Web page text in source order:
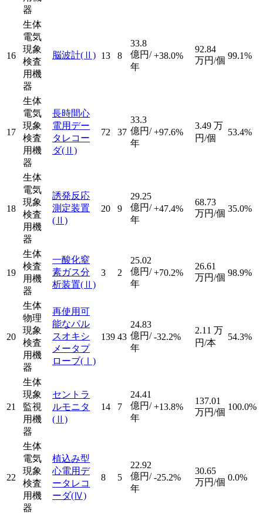
器
16
生体
電気
現象
検査
用機
器
脳波計(Ⅱ) 13 8
33.8
億円/
年
+38.0%
92.84
万円/個 99.1%
17
生体
電気
現象
検査
用機
器
長時間心
電用デー
タレコー
ダ(Ⅱ)
72 37
33.3
億円/
年
+97.6%
3.49 万
円/個
53.4%
18
生体
電気
現象
検査
用機
器
誘発反応
測定装置
(Ⅱ)
20 9
29.25
億円/
年
+47.4%
68.73
万円/個 35.0%
19
生体
検査
用機
器
一酸化窒
素ガス分
析装置(Ⅱ)
3 2
25.02
億円/
年
+70.2%
26.61
万円/個 98.9%
20
生体
物理
現象
検査
用機
器
再使用可
能なパル
スオキシ
メータプ
ローブ(Ⅰ)
139 43
24.83
億円/
年
-32.2%
2.11 万
円/本
54.3%
21
生体
現象
監視
用機
器
セントラ
ルモニタ
(Ⅱ)
14 7
24.41
億円/
年
+13.8%
137.01
万円/個
100.0%
22
生体
電気
現象
検査
用機
器
植込み型
心電用デ
ータレコ
ーダ(Ⅳ)
8 5
22.92
億円/
年
-25.2%
30.65
万円/個 0.0%